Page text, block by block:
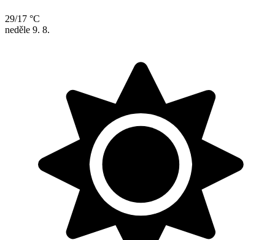
29/17 °C
neděle 9. 8.